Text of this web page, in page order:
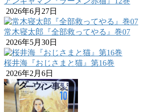
2026年6月27日
常木寝太郎『全部救ってやる』巻07
2026年5月30日
桜井海『おじさまと猫』第16巻
2026年2月6日